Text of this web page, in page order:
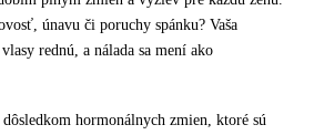
únavu či poruchy spánku? Vaša
rednú, a nálada sa mení ako
hormonálnych zmien, ktoré sú